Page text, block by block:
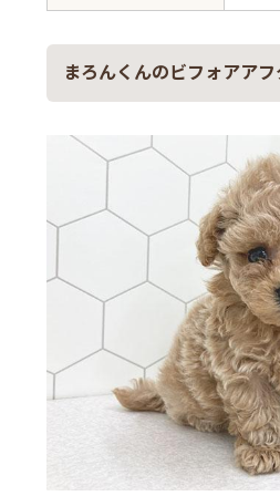
まろんくんのビフォアア